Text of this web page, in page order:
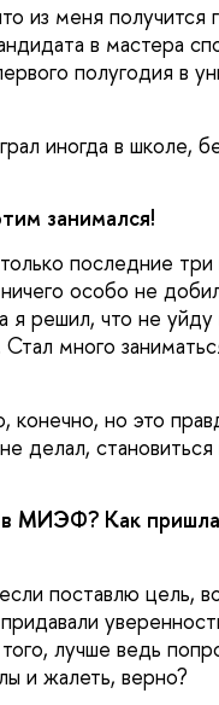
из меня получится
в мастера
полугодия в
иногда в школе,
занимался!
последние три
особо не
решил, что не уйду
много
но это
делал,
МИЭФ? Как пришла
поставлю цель,
лучше ведь
и жалеть, верно?